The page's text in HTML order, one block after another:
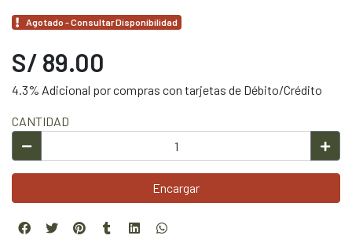
Agotado - Consultar Disponibilidad
S/ 89.00
4.3% Adicional por compras con tarjetas de Débito/Crédito
CANTIDAD
Encargar